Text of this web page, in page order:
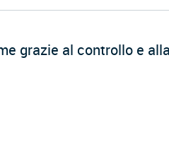
grazie al controllo e